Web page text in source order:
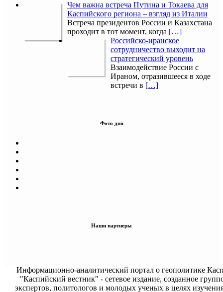
Чем важна встреча Путина и Токаева для
Каспийского региона – взгляд из Италии
Встреча президентов России и Казахстана
проходит в тот момент, когда […]
Российско-иранское
сотрудничество выходит на
стратегический уровень
Взаимодействие России с
Ираном, отразившееся в ходе
встречи в […]
Фото дня
Наши партнеры
Информационно-аналитический портал о геополитике
"Каспийский вестник" - сетевое издание, созданное
экспертов, политологов и молодых ученых в целях